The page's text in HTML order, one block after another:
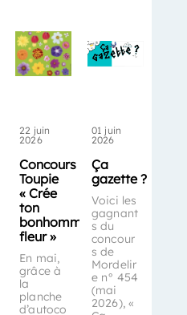
22 juin
2026
Concours
Toupie
« Crée
ton
bonhomme-
fleur »
En mai,
grâce à
la
planche
d’autoco
01 juin
2026
Ça
gazette ?
Voici les
gagnant
s du
concour
s de
Mordelir
e n° 454
(mai
2026), «